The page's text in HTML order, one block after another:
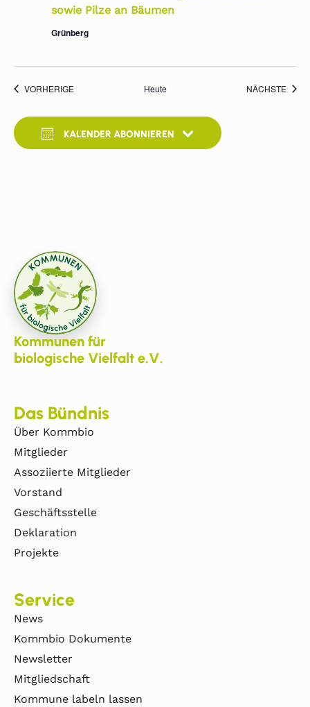
sowie Pilze an Bäumen
Grünberg
VORHERIGEVERANSTALTUNGENHeute NÄCHSTE
KALENDER ABONNIEREN
Kommunen für
biologische Vielfalt e.V.
Das Bündnis
Über Kommbio
Mitglieder
Assoziierte Mitglieder
Vorstand
Geschäftsstelle
Deklaration
Projekte
Service
News
Kommbio Dokumente
Newsletter
Mitgliedschaft
Kommune labeln lassen